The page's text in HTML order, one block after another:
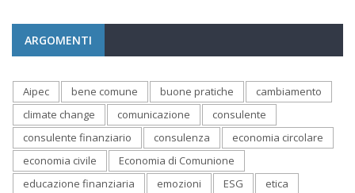
ARGOMENTI
Aipec bene comune buone pratiche
cambiamento
climate change
comunicazione
consulente
consulente finanziario
consulenza
economia circolare
economia civile
Economia di Comunione
educazione finanziaria
emozioni ESG
etica